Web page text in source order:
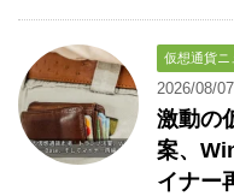
仮想通貨ニ
2026/08/07
激動の
案、
イナー